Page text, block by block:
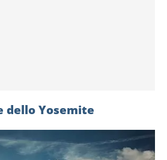
dello Yosemite